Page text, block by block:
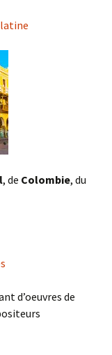
latine
, de Colombie, du
d’oeuvres de